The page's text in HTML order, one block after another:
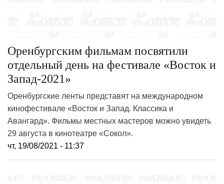
Оренбургским фильмам посвятили
отдельный день на фестивале «Восток и
Запад-2021»
Оренбургские ленты представят на международном
кинофестивале «Восток и Запад. Классика и
Авангард». Фильмы местных мастеров можно увидеть
29 августа в кинотеатре «Сокол».
чт, 19/08/2021 - 11:37